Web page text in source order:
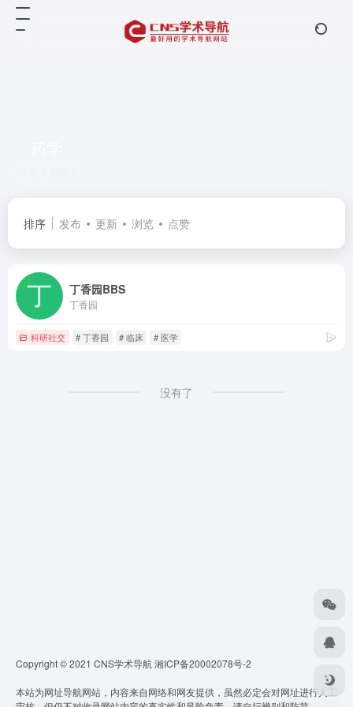
排序 发布 更新 浏览 点赞
丁香园BBS
丁香园
科研社交 # 丁香园 # 临床 # 医学
没有了
Copyright © 2021 CNS学术导航湘ICP备20002078号-2
本站为网址导航网站，内容来自网络和网友提供，虽然必定会对网址进行人工